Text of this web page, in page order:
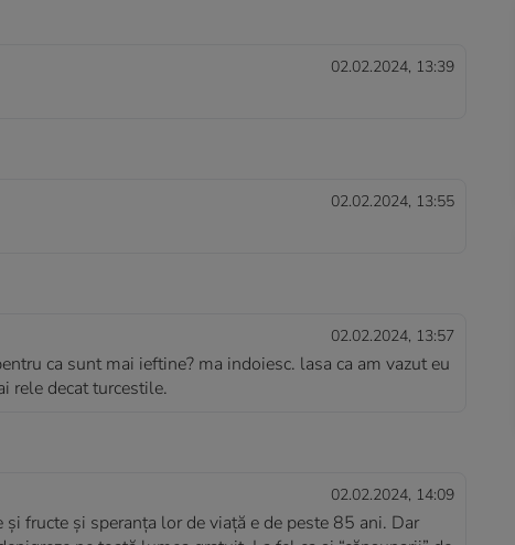
02.02.2024, 13:39
02.02.2024, 13:55
02.02.2024, 13:57
ca sunt mai ieftine? ma indoiesc. lasa ca am vazut eu
rele decat turcestile.
02.02.2024, 14:09
fructe și speranța lor de viață e de peste 85 ani. Dar